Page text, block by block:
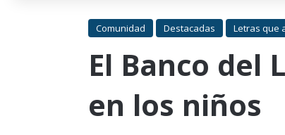
Comunidad Destacadas Letras que
El Banco
en los niños